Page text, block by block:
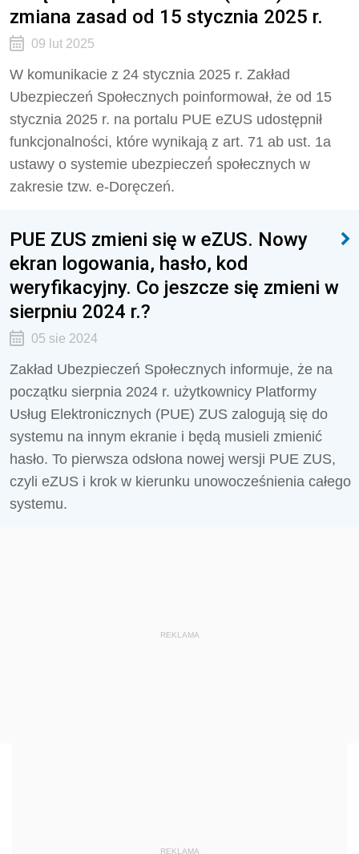
zmiana zasad od 15 stycznia 2025 r.
09 lut 2025
W komunikacie z 24 stycznia 2025 r. Zakład
Ubezpieczeń Społecznych poinformował, że od 15
stycznia 2025 r. na portalu PUE eZUS udostępnił
funkcjonalności, które wynikają z art. 71 ab ust. 1a
ustawy o systemie ubezpieczeń́ społecznych w
zakresie tzw. e-Doręczeń.
PUE ZUS zmieni się w eZUS. Nowy
ekran logowania, hasło, kod
weryfikacyjny. Co jeszcze się zmieni w
sierpniu 2024 r.?
05 sie 2024
Zakład Ubezpieczeń Społecznych informuje, że na
początku sierpnia 2024 r. użytkownicy Platformy
Usług Elektronicznych (PUE) ZUS zalogują się do
systemu na innym ekranie i będą musieli zmienić
hasło. To pierwsza odsłona nowej wersji PUE ZUS,
czyli eZUS i krok w kierunku unowocześnienia całego
systemu.
REKLAMA
REKLAMA